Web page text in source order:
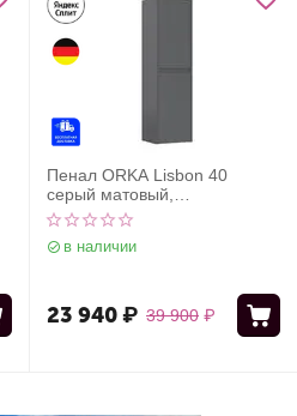
Пенал ORKA Lisbon 40
серый матовый,
универсальный
в наличии
39 900 ₽
23 940₽